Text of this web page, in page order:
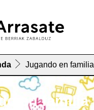
Jugando en familia
en familia